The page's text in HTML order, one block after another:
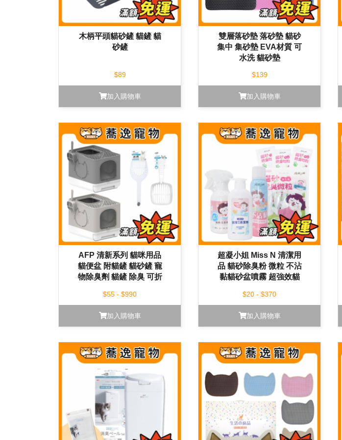
木柄平頭貓砂鏟 貓鏟 貓
砂鏟
$89
加入購物車
雙層落砂墊 落砂墊 貓砂
集中 集砂墊 EVA材質 可
水洗 貓砂墊
$139
加入購物車
AFP 清新系列 貓咪用品
貓便盆 附貓鏟 貓砂鏟 寵
物除臭劑 貓鏟 除臭 可折
$55 - $990
加入購物車
超凝小姐 Miss N 清潔用
品 貓砂除臭粉 微粒 不沾
黏貓砂盆噴霧 超強效貓
消臭 抗菌 零酒精
$20 - $370
加入購物車